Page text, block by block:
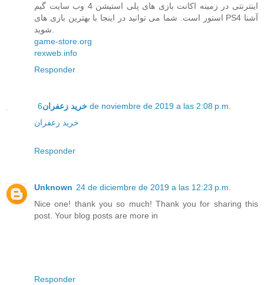
اینترنتی در زمینه اکانت بازی های پلی استیشن 4 وب سایت گیم
استور است. شما می توانید در اینجا با بهترین بازی های PS4 آشنا
شوید.
game-store.org
rexweb.info
Responder
خرید زعفران 6 de noviembre de 2019 a las 2:08 p.m.
خرید زعفران
Responder
Unknown 24 de diciembre de 2019 a las 12:23 p.m.
Nice one! thank you so much! Thank you for sharing this
post. Your blog posts are more in
Responder